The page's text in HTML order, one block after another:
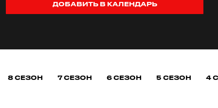
ДОБАВИТЬ В КАЛЕНДАРЬ
8 СЕЗОН 7 СЕЗОН 6 СЕЗОН 5 СЕЗОН 4